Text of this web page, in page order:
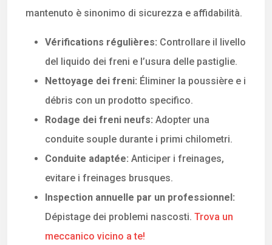
mantenuto è sinonimo di sicurezza e affidabilità.
Vérifications régulières: Controllare il livello
del liquido dei freni e l’usura delle pastiglie.
Nettoyage dei freni: Éliminer la poussière e i
débris con un prodotto specifico.
Rodage dei freni neufs: Adopter una
conduite souple durante i primi chilometri.
Conduite adaptée: Anticiper i freinages,
evitare i freinages brusques.
Inspection annuelle par un professionnel:
Dépistage dei problemi nascosti. Trova un
meccanico vicino a te!